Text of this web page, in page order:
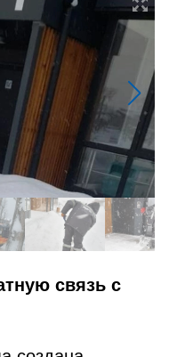
связь с